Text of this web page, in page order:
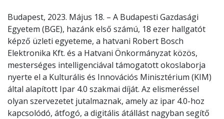
Budapest, 2023. Május 18. – A Budapesti Gazdasági
Egyetem (BGE), hazánk első számú, 18 ezer hallgatót
képző üzleti egyeteme, a hatvani Robert Bosch
Elektronika Kft. és a Hatvani Önkormányzat közös,
mesterséges intelligenciával támogatott okoslaborja
nyerte el a Kulturális és Innovációs Minisztérium (KIM)
által alapított Ipar 4.0 szakmai díját. Az elismeréssel
olyan szervezetet jutalmaznak, amely az ipar 4.0-hoz
kapcsolódó, átfogó, a digitális átállást nagyban segítő